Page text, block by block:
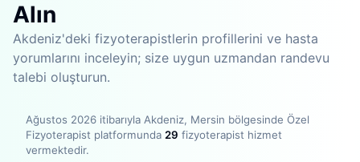
Alın
Akdeniz'deki fizyoterapistlerin profillerini ve hasta
yorumlarını inceleyin; size uygun uzmandan randevu
talebi oluşturun.
Ağustos 2026 itibarıyla Akdeniz, Mersin bölgesinde Özel
Fizyoterapist platformunda 29 fizyoterapist hizmet
vermektedir.